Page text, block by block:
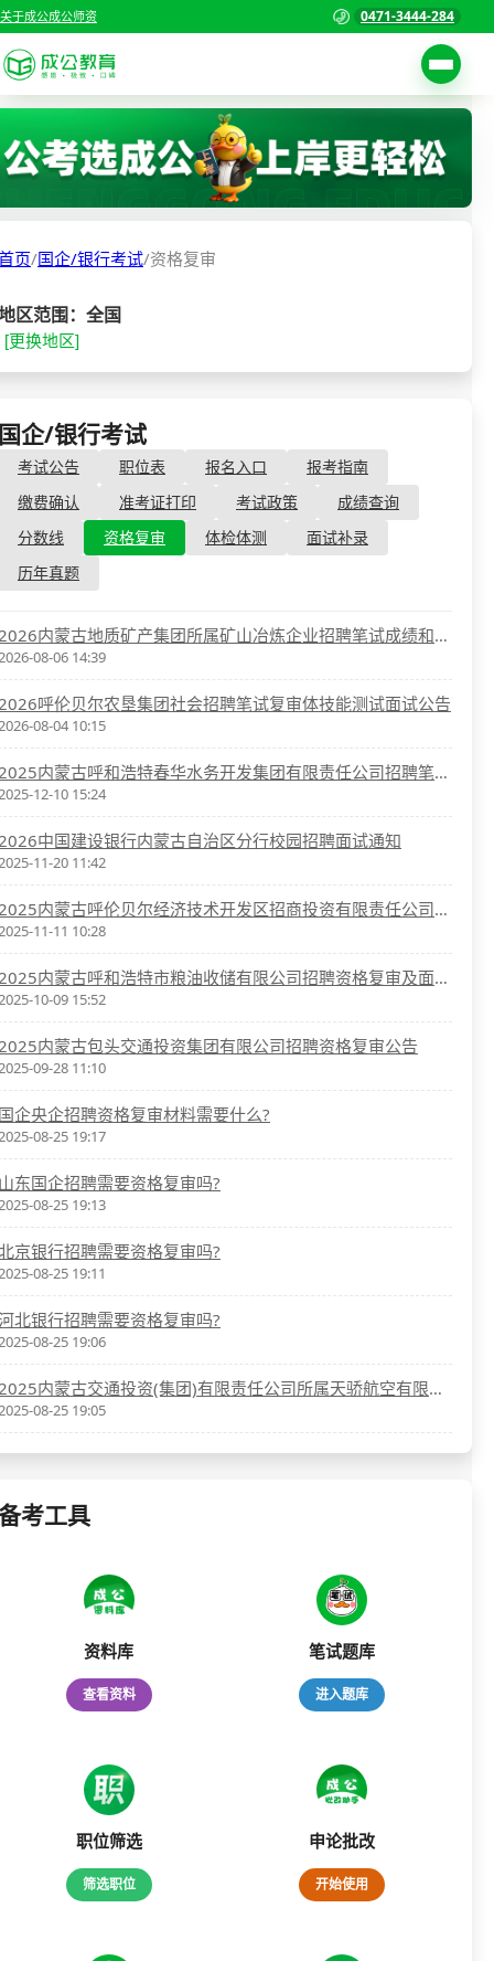
关于成公成公师资 0471-3444-284
考试公告
报考指南
缴费确认
准考证打印
成绩查询
分数线
资格复审
面试补录
历年真题
首页
国家公务员考试
各省公务员考试
教师资格/教师编制
国企/银行考试
页/国企/银行考试/资格复审
区范围：全国
[更换地区]
企/银行考试- 资格复审
考试公告 职位表 报名入口
报考指南
缴费确认
准考证打印 考试政策
成绩查询
分数线
资格复审 体检体测
面试补录
历年真题
2026内蒙古地质矿产集团所属矿山冶炼企业招聘笔试成绩和资格复审公告
08-06 14:39
呼伦贝尔农垦集团社会招聘笔试复审体技能测试面试公告
08-04 10:15
2025内蒙古呼和浩特春华水务开发集团有限责任公司招聘笔试成绩查询及资格复审、面试通知
12-10 15:24
中国建设银行内蒙古自治区分行校园招聘面试通知
11-20 11:42
2025内蒙古呼伦贝尔经济技术开发区招商投资有限责任公司招聘资格复审及领取笔试准考证公告
11-11 10:28
2025内蒙古呼和浩特市粮油收储有限公司招聘资格复审及面试通知
10-09 15:52
内蒙古包头交通投资集团有限公司招聘资格复审公告
09-28 11:10
企央企招聘资格复审材料需要什么?
08-25 19:17
东国企招聘需要资格复审吗?
08-25 19:13
京银行招聘需要资格复审吗?
08-25 19:11
北银行招聘需要资格复审吗?
08-25 19:06
2025内蒙古交通投资(集团)有限责任公司所属天骄航空有限公司第五批招聘笔试及资格复审通知
08-25 19:05
考工具
资料库
查看资料
笔试题库
进入题库
职位筛选
筛选职位
申论批改
开始使用